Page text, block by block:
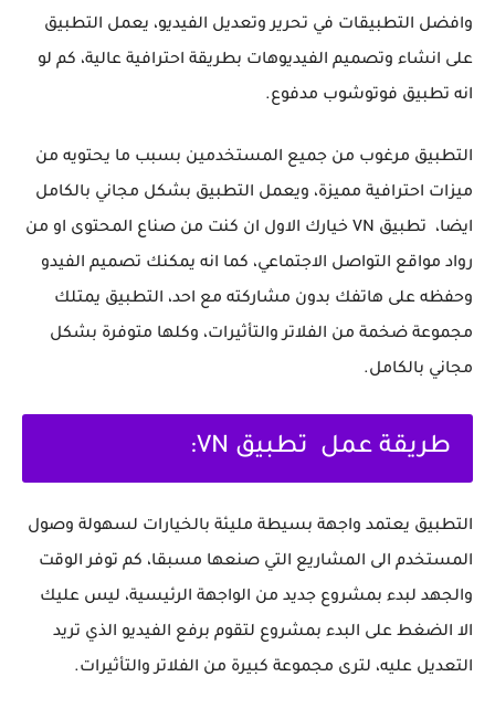
وافضل التطبيقات في تحرير وتعديل الفيديو، يعمل التطبيق
على انشاء وتصميم الفيديوهات بطريقة احترافية عالية، كم لو
انه تطبيق فوتوشوب مدفوع.
التطبيق مرغوب من جميع المستخدمين بسبب ما يحتويه من
ميزات احترافية مميزة، ويعمل التطبيق بشكل مجاني بالكامل
ايضا، تطبيق VN خيارك الاول ان كنت من صناع المحتوى او من
رواد مواقع التواصل الاجتماعي، كما انه يمكنك تصميم الفيدو
وحفظه على هاتفك بدون مشاركته مع احد، التطبيق يمتلك
مجموعة ضخمة من الفلاتر والتأثيرات، وكلها متوفرة بشكل
مجاني بالكامل.
طريقة عمل تطبيق VN:
التطبيق يعتمد واجهة بسيطة مليئة بالخيارات لسهولة وصول
المستخدم الى المشاريع التي صنعها مسبقا، كم توفر الوقت
والجهد لبدء بمشروع جديد من الواجهة الرئيسية، ليس عليك
الا الضغط على البدء بمشروع لتقوم برفع الفيديو الذي تريد
التعديل عليه، لترى مجموعة كبيرة من الفلاتر والتأثيرات.